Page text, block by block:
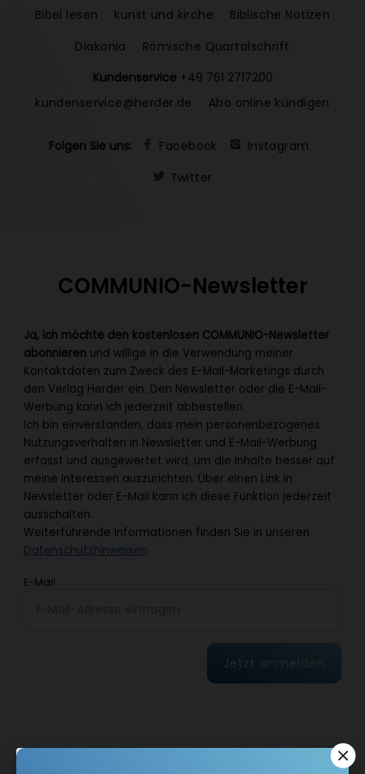
Bibel lesen
kunst und kirche
Biblische Notizen
Diakonia
Römische Quartalschrift
Kundenservice +49 761 2717200
kundenservice@herder.de
Abo online kündigen
Folgen Sie uns: Facebook
Instagram
Twitter
COMMUNIO-Newsletter
Ja, ich möchte den kostenlosen COMMUNIO-Newsletter
abonnieren und willige in die Verwendung meiner
Kontaktdaten zum Zweck des E-Mail-Marketings durch
den Verlag Herder ein. Den Newsletter oder die E-Mail-
Werbung kann ich jederzeit abbestellen.
Ich bin einverstanden, dass mein personenbezogenes
Nutzungsverhalten in Newsletter und E-Mail-Werbung
erfasst und ausgewertet wird, um die Inhalte besser auf
meine Interessen auszurichten. Über einen Link in
Newsletter oder E-Mail kann ich diese Funktion jederzeit
ausschalten.
Weiterführende Informationen finden Sie in unseren
Datenschutzhinweisen.
E-Mail
Jetzt anmelden